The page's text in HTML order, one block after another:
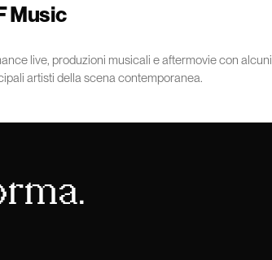
Music
live, produzioni musicali e aftermovie con alcuni
artisti della scena contemporanea.